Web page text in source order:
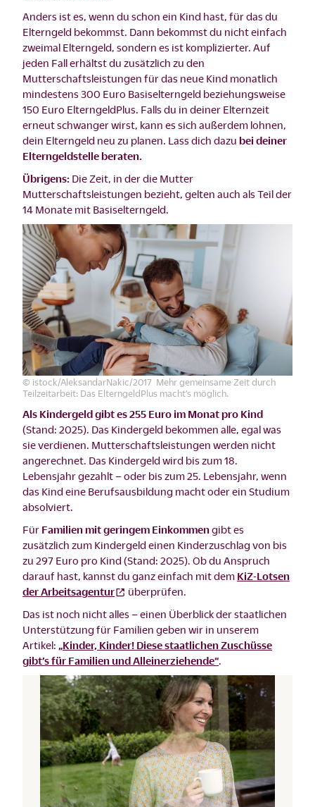
Anders ist es, wenn du schon ein Kind hast, für das du
Elterngeld bekommst. Dann bekommst du nicht einfach
zweimal Elterngeld, sondern es ist komplizierter. Auf
jeden Fall erhältst du zusätzlich zu den
Mutterschaftsleistungen für das neue Kind monatlich
mindestens 300 Euro Basiselterngeld beziehungsweise
150 Euro ElterngeldPlus. Falls du in deiner Elternzeit
erneut schwanger wirst, kann es sich außerdem lohnen,
dein Elterngeld neu zu planen. Lass dich dazu bei deiner
Elterngeldstelle beraten.
Übrigens: Die Zeit, in der die Mutter
Mutterschaftsleistungen bezieht, gelten auch als Teil der
14 Monate mit Basiselterngeld.
© istock/AleksandarNakic/2017 Mehr gemeinsame Zeit durch
Teilzeitarbeit: Das ElterngeldPlus macht’s möglich.
Als Kindergeld gibt es 255 Euro im Monat pro Kind
(Stand: 2025). Das Kindergeld bekommen alle, egal was
sie verdienen. Mutterschaftsleistungen werden nicht
angerechnet. Das Kindergeld wird bis zum 18.
Lebensjahr gezahlt – oder bis zum 25. Lebensjahr, wenn
das Kind eine Berufsausbildung macht oder ein Studium
absolviert.
Für Familien mit geringem Einkommengibt es
zusätzlich zum Kindergeld einen Kinderzuschlag von bis
zu 297 Euro pro Kind (Stand: 2025). Ob du Anspruch
darauf hast, kannst du ganz einfach mit dem KiZ-Lotsen
der Arbeitsagentur
überprüfen.
Das ist noch nicht alles – einen Überblick der staatlichen
Unterstützung für Familien geben wir in unserem
Artikel:
„Kinder, Kinder! Diese staatlichen Zuschüsse
gibt’s für Familien und Alleinerziehende“